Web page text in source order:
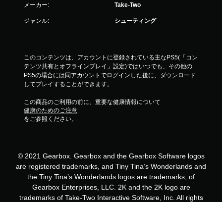
メーカー: Take-Two
ジャンル: シューティング
このコンテンツは、アカウントに登録されている主なPS5(「コン
テンツ共有とオフラインプレイ」設定)ではいつでも、その他の
PS5の場合には同アカウントでログインした後に、ダウンロード
してプレイすることができます。
この商品のご利用の前に、重要な健康情報について
健康のためのご注意
をご参照ください。
© 2021 Gearbox. Gearbox and the Gearbox Software logos
are registered trademarks, and Tiny Tina’s Wonderlands and
the Tiny Tina’s Wonderlands logos are trademarks, of
Gearbox Enterprises, LLC. 2K and the 2K logo are
trademarks of Take-Two Interactive Software, Inc. All rights